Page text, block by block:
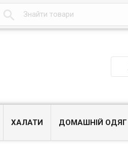

ХАЛАТИ ДОМАШНІЙ ОДЯГ